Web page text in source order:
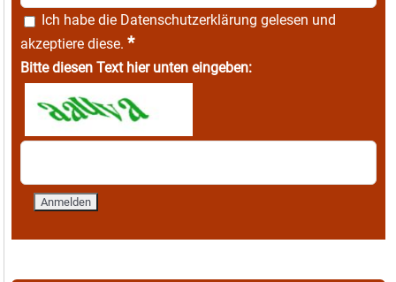
Ich habe die Datenschutzerklärung gelesen und
akzeptiere diese. *
Bitte diesen Text hier unten eingeben: